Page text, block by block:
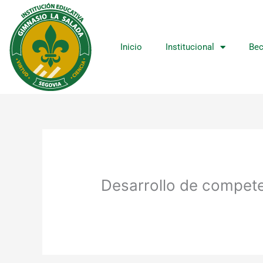
contenido
Inicio Institucional
Desarrollo de